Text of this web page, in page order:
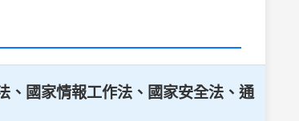
、國家情報工作法、國家安全法、通